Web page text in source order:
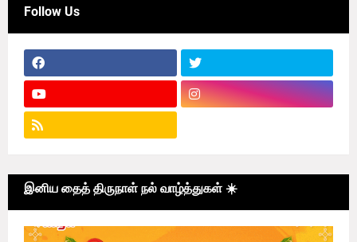
Follow Us
இனிய தைத் திருநாள் நல் வாழ்த்துகள் ☀️